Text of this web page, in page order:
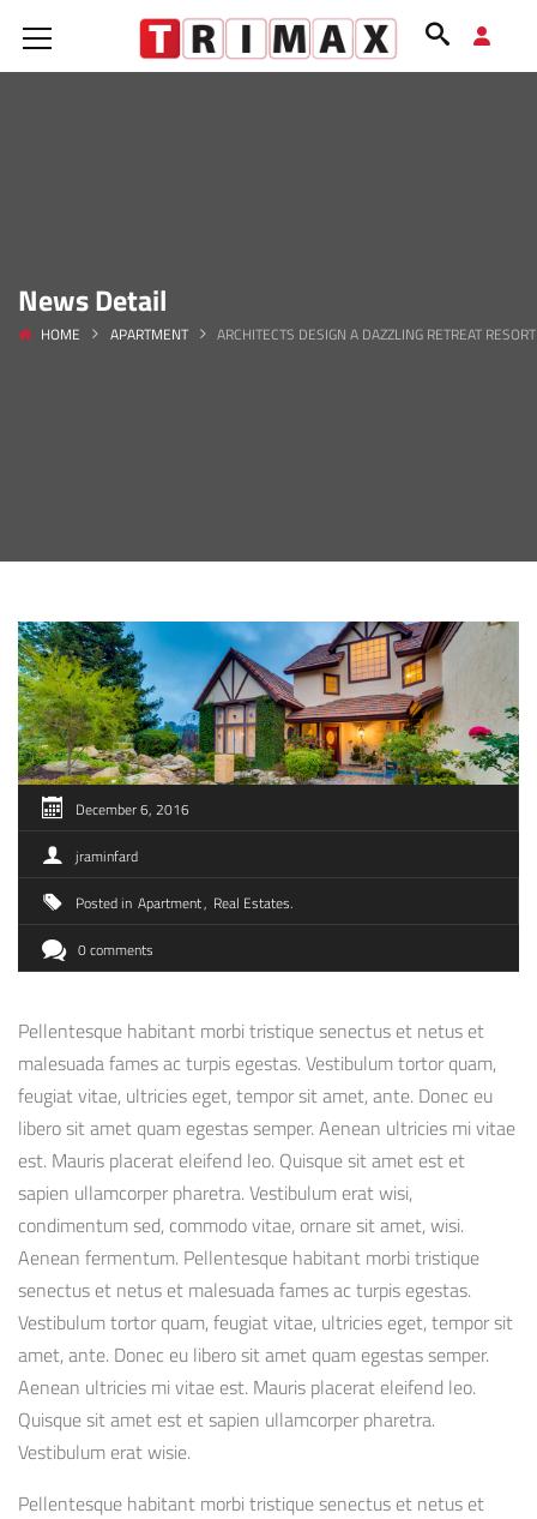
News Detail
HOME APARTMENT ARCHITECTS DESIGN A DAZZLING RETREAT RESORT
December 6, 2016
jraminfard
Posted in Apartment Real Estates
0 comments
Pellentesque habitant morbi tristique senectus et netus et
malesuada fames ac turpis egestas. Vestibulum tortor quam,
feugiat vitae, ultricies eget, tempor sit amet, ante. Donec eu
libero sit amet quam egestas semper. Aenean ultricies mi vitae
est. Mauris placerat eleifend leo. Quisque sit amet est et
sapien ullamcorper pharetra. Vestibulum erat wisi,
condimentum sed, commodo vitae, ornare sit amet, wisi.
Aenean fermentum. Pellentesque habitant morbi tristique
senectus et netus et malesuada fames ac turpis egestas.
Vestibulum tortor quam, feugiat vitae, ultricies eget, tempor sit
amet, ante. Donec eu libero sit amet quam egestas semper.
Aenean ultricies mi vitae est. Mauris placerat eleifend leo.
Quisque sit amet est et sapien ullamcorper pharetra.
Vestibulum erat wisie.
Pellentesque habitant morbi tristique senectus et netus et